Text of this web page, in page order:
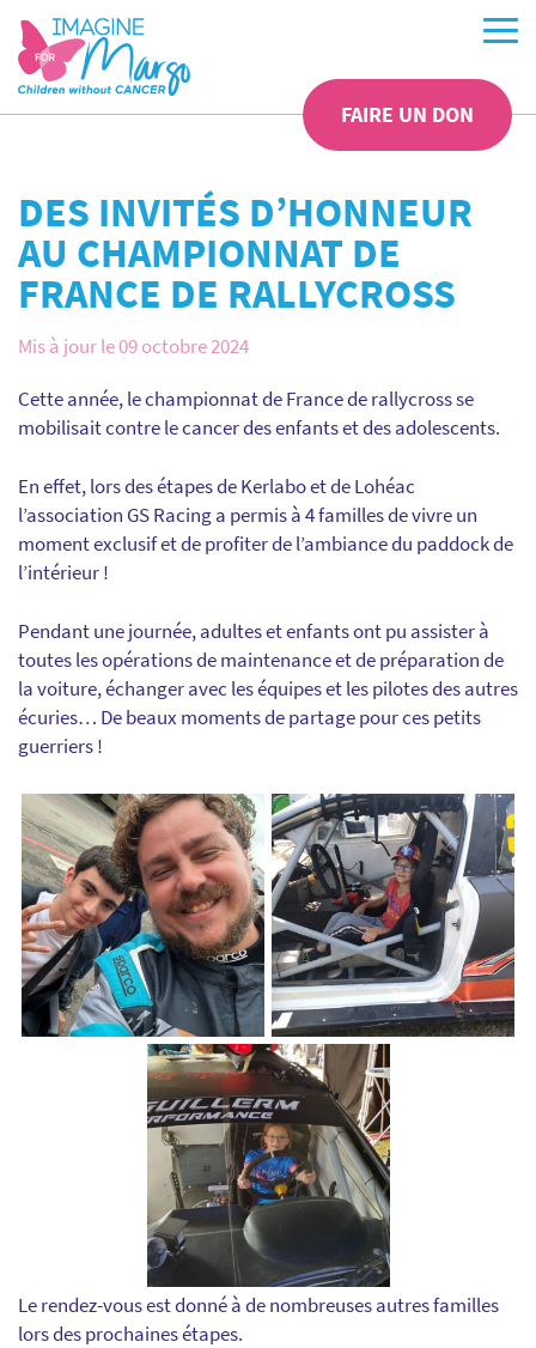
FAIRE UN DON
DES INVITÉS D’HONNEUR
AU CHAMPIONNAT DE
FRANCE DE RALLYCROSS
Mis à jour le 09 octobre 2024
Cette année, le championnat de France de rallycross se
mobilisait contre le cancer des enfants et des adolescents.
En effet, lors des étapes de Kerlabo et de Lohéac
l’association GS Racing a permis à 4 familles de vivre un
moment exclusif et de profiter de l’ambiance du paddock de
l’intérieur !
Pendant une journée, adultes et enfants ont pu assister à
toutes les opérations de maintenance et de préparation de
la voiture, échanger avec les équipes et les pilotes des autres
écuries… De beaux moments de partage pour ces petits
guerriers !
Le rendez-vous est donné à de nombreuses autres familles
lors des prochaines étapes.